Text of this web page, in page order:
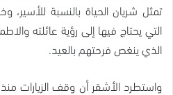
تمثل شريان الحياة بالنسبة
التي يحتاج فيها إلى رؤية عائلته
الذي ينغص فرحتهم بالعيد.
واستطرد الأشقر أن وقف الزيارات